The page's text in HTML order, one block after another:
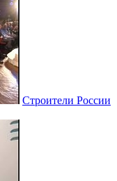
Строители России